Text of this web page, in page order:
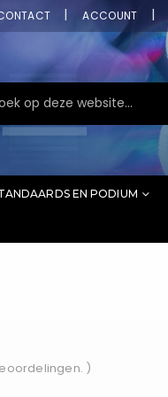
ACCOUNT
EN PODIUM
)